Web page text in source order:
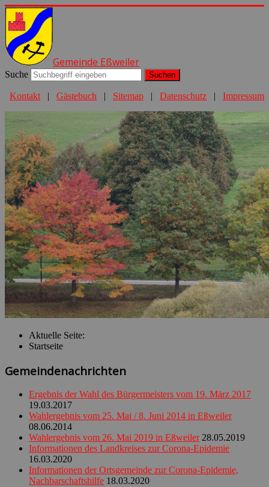
Gemeinde Eßweiler
Suche Suchen
Kontakt | Gästebuch | Sitemap | Datenschutz | Impressum
Aktuelle Seite:
Startseite
Gemeindenachrichten
Ergebnis der Wahl des Bürgermeisters vom 19. März 2017
19.03.2017
Wahlergebnis vom 25. Mai / 8. Juni 2014 in Eßweiler
08.06.2014
Wahlergebnis vom 26. Mai 2019 in Eßweiler 28.05.2019
Informationen des Landkreises zur Corona-Epidemie
16.03.2020
Informationen der Ortsgemeinde zur Corona-Epidemie,
Nachbarschaftshilfe 18.03.2020